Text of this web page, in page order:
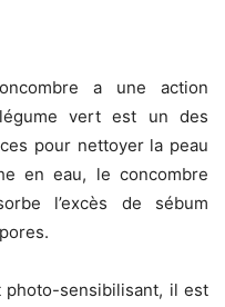
a une action
vert est un des
pour nettoyer la peau
en eau, le concombre
l’excès de sébum
photo-sensibilisant, il est